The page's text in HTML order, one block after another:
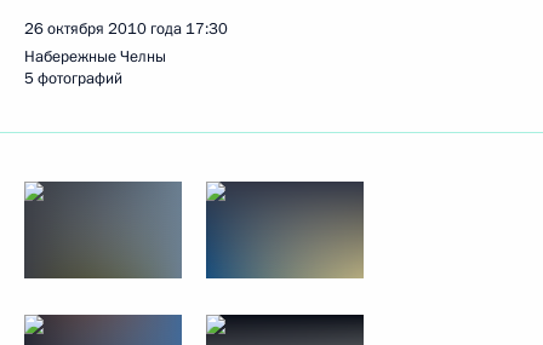
26 октября 2010 года 17:30
Набережные Челны
5 фотографий